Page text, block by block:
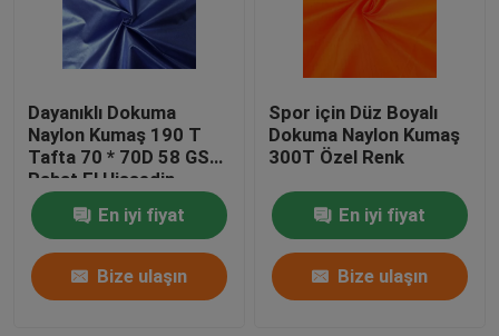
Dayanıklı Dokuma
Naylon Kumaş 190 T
Tafta 70 * 70D 58 GSM
Rahat El Hissedin
En iyi fiyat
Bize ulaşın
Spor için Düz Boyalı
Dokuma Naylon Kumaş
300T Özel Renk
En iyi fiyat
Bize ulaşın